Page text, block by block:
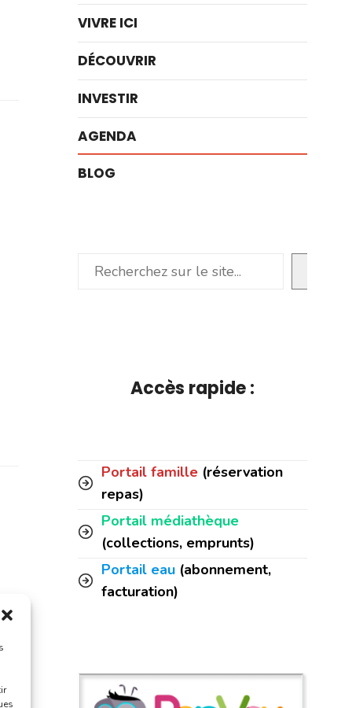
VIVRE ICI
DÉCOUVRIR
INVESTIR
AGENDA
BLOG
Rechercher
Accès rapide :
Portail famille (réservation
repas)
Portail médiathèque
(collections, emprunts)
Portail eau (abonnement,
facturation)